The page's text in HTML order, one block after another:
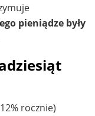
pieniądze były
rocznie)